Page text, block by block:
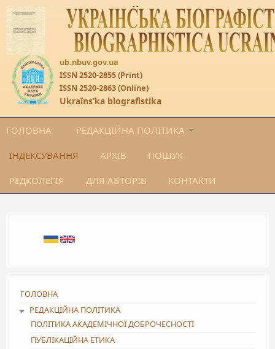
Перейти до основного матеріалу
ub.nbuv.gov.ua
ISSN 2520-2855 (Print)
ISSN 2520-2863 (Online)
Ukraïnsʹka bìografìstika
ГОЛОВНА РЕДАКЦІЙНА ПОЛІТИКА
ІНДЕКСУВАННЯ АРХІВ ПОШУК
РЕДКОЛЕГІЯ ДЛЯ АВТОРІВ КОНТАКТИ
ГОЛОВНА
РЕДАКЦІЙНА ПОЛІТИКА
ПОЛІТИКА АКАДЕМІЧНОЇ ДОБРОЧЕСНОСТІ
ПУБЛІКАЦІЙНА ЕТИКА